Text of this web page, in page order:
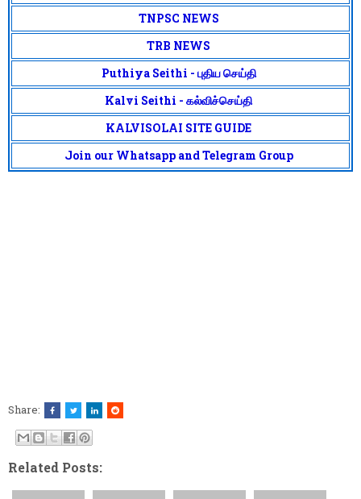
TNPSC NEWS
TRB NEWS
Puthiya Seithi - புதிய செய்தி
Kalvi Seithi - கல்விச்செய்தி
KALVISOLAI SITE GUIDE
Join our Whatsapp and Telegram Group
Share:
Related Posts: